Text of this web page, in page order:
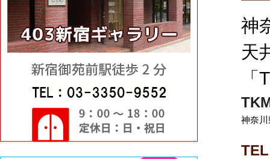
神
天
神奈